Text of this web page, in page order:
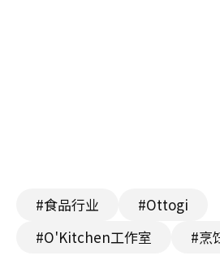
#食品行业
#Ottogi
#O'Kitchen工作室
#烹